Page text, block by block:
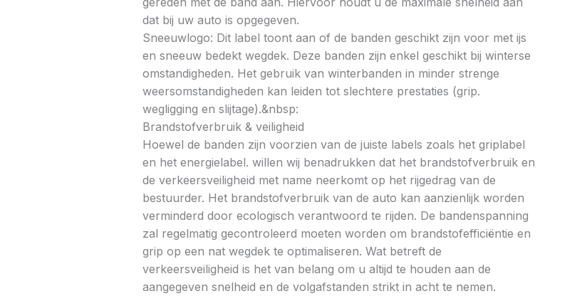
dat bij uw auto is opgegeven.
Sneeuwlogo: Dit label toont aan of de banden geschikt zijn voor met ijs
en sneeuw bedekt wegdek. Deze banden zijn enkel geschikt bij winterse
omstandigheden. Het gebruik van winterbanden in minder strenge
weersomstandigheden kan leiden tot slechtere prestaties (grip.
wegligging en slijtage).&nbsp:
Brandstofverbruik & veiligheid
Hoewel de banden zijn voorzien van de juiste labels zoals het griplabel
en het energielabel. willen wij benadrukken dat het brandstofverbruik en
de verkeersveiligheid met name neerkomt op het rijgedrag van de
bestuurder. Het brandstofverbruik van de auto kan aanzienlijk worden
verminderd door ecologisch verantwoord te rijden. De bandenspanning
zal regelmatig gecontroleerd moeten worden om brandstofefficiëntie en
grip op een nat wegdek te optimaliseren. Wat betreft de
verkeersveiligheid is het van belang om u altijd te houden aan de
aangegeven snelheid en de volgafstanden strikt in acht te nemen.